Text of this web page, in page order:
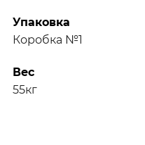
Упаковка
Коробка №1
Вес
55кг